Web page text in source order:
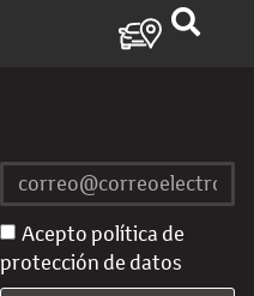
Acepto política de
protección de datos